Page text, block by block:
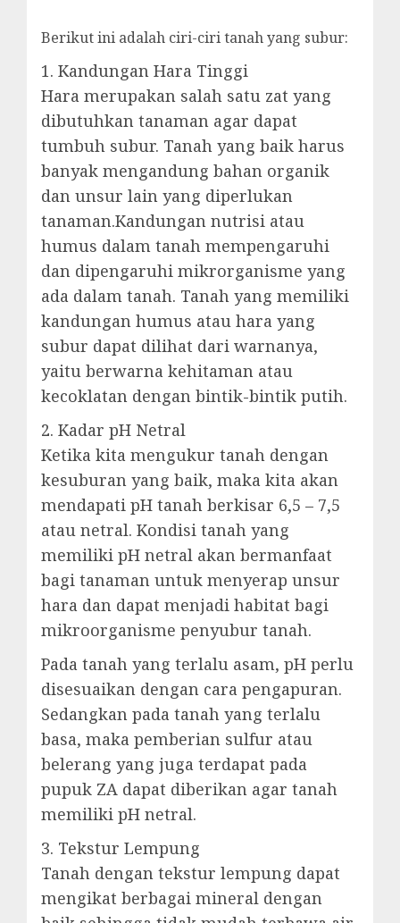
Berikut ini adalah ciri-ciri tanah yang subur:
1. Kandungan Hara Tinggi
Hara merupakan salah satu zat yang
dibutuhkan tanaman agar dapat
tumbuh subur. Tanah yang baik harus
banyak mengandung bahan organik
dan unsur lain yang diperlukan
tanaman.Kandungan nutrisi atau
humus dalam tanah mempengaruhi
dan dipengaruhi mikrorganisme yang
ada dalam tanah. Tanah yang memiliki
kandungan humus atau hara yang
subur dapat dilihat dari warnanya,
yaitu berwarna kehitaman atau
kecoklatan dengan bintik-bintik putih.
2. Kadar pH Netral
Ketika kita mengukur tanah dengan
kesuburan yang baik, maka kita akan
mendapati pH tanah berkisar 6,5 – 7,5
atau netral. Kondisi tanah yang
memiliki pH netral akan bermanfaat
bagi tanaman untuk menyerap unsur
hara dan dapat menjadi habitat bagi
mikroorganisme penyubur tanah.
Pada tanah yang terlalu asam, pH perlu
disesuaikan dengan cara pengapuran.
Sedangkan pada tanah yang terlalu
basa, maka pemberian sulfur atau
belerang yang juga terdapat pada
pupuk ZA dapat diberikan agar tanah
memiliki pH netral.
3. Tekstur Lempung
Tanah dengan tekstur lempung dapat
mengikat berbagai mineral dengan